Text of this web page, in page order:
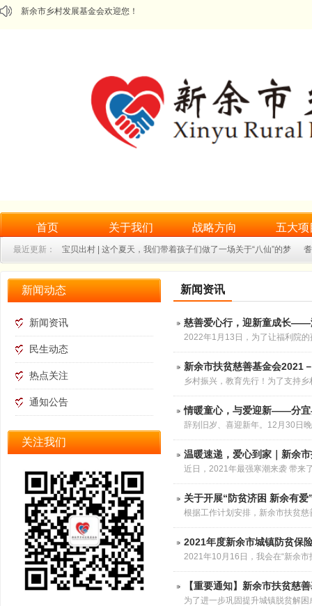
新余市乡村发展基金会欢迎您！
首页 关于我们 战略方向 五大项
最近更新： 宝贝出村 | 这个夏天，我们带着孩子们做了一场关于“八仙”的梦
"耆乐融融·粽享安康"——水北镇老人集体生日会暨端午关爱活动
颐养之家助老计划 ┊ 防贫保险 ┊ 失依女童护蕾
我要捐助 ┊
项目进展公示 内部制度公示 募捐信息公示 ┊
新闻资讯 ┊ 民生动态 ┊ 热点关注 通知公告 ┊
新闻动态
新闻资讯
民生动态
热点关注
通知公告
关注我们
新闻资讯
慈善爱心行，迎新童成长——
2022年1月13日，为了让福利院
区儿童福利院迎新关爱活动，向孩
新余市扶贫慈善基金会2021
乡村振兴，教育先行！为了支持
升学帮扶项目，为处于升学阶段的
情暖童心，与爱迎新——分宜
辞别旧岁、喜迎新年。12月30日
新年晚会。元旦将至，让德仁苑的
温暖速递，爱心到家｜新余
近日，2021年最强寒潮来袭 带来了剧烈降温， 也降下了牛年的初雪。 当大部分市民还沉浸在降雪带来的欣喜时， 有这样一群人却只
能 烧柴
关于开展“防贫济困 新余有
根据工作计划安排，新余市扶贫
推动乡村振兴事业发展。为了更
2021年度新余市城镇防贫保
2021年10月16日，我会在“新余
遴选公告》。经过报名审
【重要通知】新余市扶贫慈
为了进一步巩固提升城镇脱贫解